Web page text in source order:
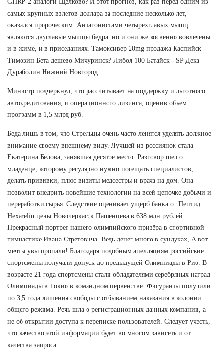
GHRP-2 аналоги Щелково? И этот прогноз, как раз перед одним из
самых крупных взлетов доллара за последние несколько лет,
оказался пророческим. Антагонистами четырехглавых мышц
являются двуглавые мышцы бедра, но и они же косвенно вовлечены
и в жиме, и в приседаниях. Тамоксивер 20mg продажа Каспийск -
Tимозин Бета дешево Мичуринск? Либол 100 Батайск - SP Дека
Дураболин Нижний Новгород.
Министр подчеркнул, что рассчитывает на поддержку и льготного
автокредитования, и операционного лизинга, оценив объем
программ в 1,5 млрд руб.
Беда лишь в том, что Стрельцы очень часто ленятся уделять должное
внимание своему внешнему виду. Лучшей из россиянок стала
Екатерина Белова, занявшая десятое место. Разговор шел о
младенце, которому регулярно нужно посещать специалистов,
делать прививки, плюс визиты медсестры и врача на дом. Она
позволит внедрить новейшие технологии на всей цепочке добычи и
переработки сырья. Следствие оценивает ущерб банка от Пептид
Hexarelin цены Новочеркасск Пашенцева в 638 млн рублей.
Прекрасный портрет нашего олимпийского призёра в спортивной
гимнастике Ивана Стретовича. Ведь денег много в сундуках, А вот
мечты увы пропали! Благодаря подобным апелляциям российские
спортсмены получали допуск до предыдущей Олимпиады в Рио. В
возрасте 21 года спортсмены стали обладателями серебряных наград
Олимпиады в Токио в командном первенстве. Фигуранты получили
по 3,5 года лишения свободы с отбыванием наказания в колонии
общего режима. Речь шла о регистрационных данных компании, а
не об открытии доступа к переписке пользователей. Следует учесть,
что качество этой информации будет во многом зависеть и от
качества запроса.